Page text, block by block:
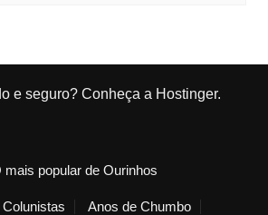
e seguro? Conheça a Hostinger.
popular de Ourinhos
Colunistas Anos de Chumbo